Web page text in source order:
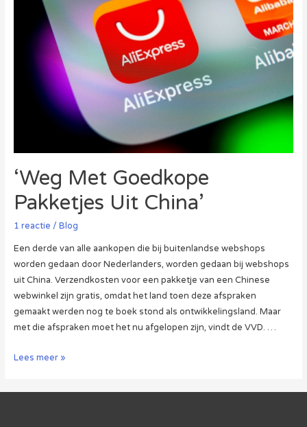
Europa
Professionaliseert
‘Weg Met Goedkope
Pakketjes Uit China’
1 reactie / Blog
Een derde van alle aankopen die bij buitenlandse webshops
worden gedaan door Nederlanders, worden gedaan bij webshops
uit China. Verzendkosten voor een pakketje van een Chinese
webwinkel zijn gratis, omdat het land toen deze afspraken
gemaakt werden nog te boek stond als ontwikkelingsland. Maar
met die afspraken moet het nu afgelopen zijn, vindt de VVD. …
‘Weg
Lees meer »